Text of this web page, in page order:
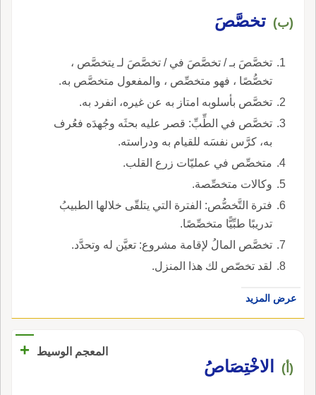
(ب) تخصَّصَ
تخصَّصَ بـ / تخصَّصَ في / تخصَّصَ لـ يتخصَّص ،
تخصُّصًا ، فهو متخصِّص ، والمفعول متخصَّص به.
تخصَّص بأسلوبه امتاز به عن غيره، انفرد به.
تخصَّص في الطِّبِّ: قصر عليه بحثَه وجُهدَه فعُرف
به، كرَّس نفسَه للقيام به ودراسته.
متخصِّص في عمليّات زرع القلب.
وكالات متخصِّصة.
فترة التَّخصُّص: الفترة التي يتلقّى خلالها الطبيبُ
تدريبًا طبِّيًّا متخصِّصًا.
تخصَّص المالُ لإقامة مشروع: تعيَّن له وتحدَّد.
لقد تخصّص لك هذا المنزل.
عرض المزيد
المعجم الوسيط +
(أ) الاخْتِصَاصُ